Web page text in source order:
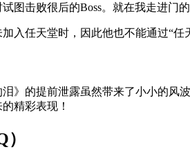
图击败很后的Boss。就在我走进
入任天堂时，因此他也不能通过“任
泪》的提前泄露虽然带来了小小的
精彩表现！